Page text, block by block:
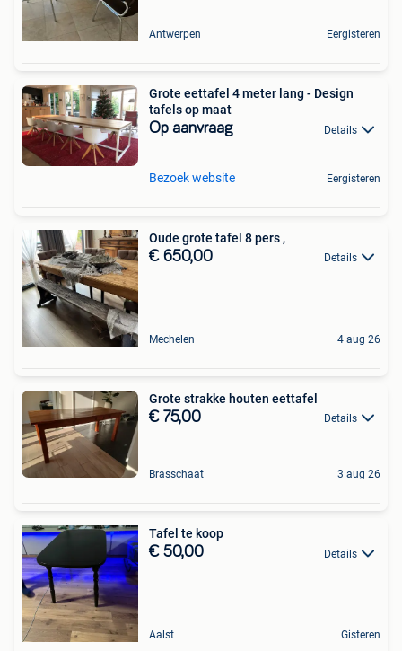
Antwerpen Eergisteren
Grote eettafel 4 meter lang - Design
tafels op maat
Op aanvraag Details
Bezoek website Eergisteren
Oude grote tafel 8 pers ,
€ 650,00 Details
Mechelen 4 aug 26
Grote strakke houten eettafel
€ 75,00 Details
Brasschaat 3 aug 26
Tafel te koop
€ 50,00 Details
Aalst Gisteren